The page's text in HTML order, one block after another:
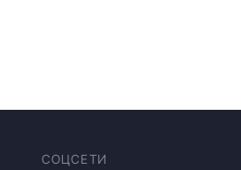
СОЦСЕТИ